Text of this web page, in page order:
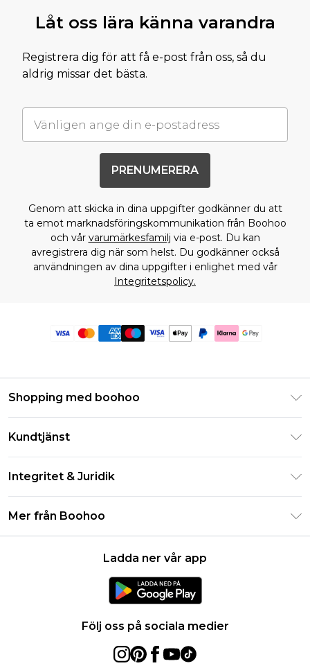
Låt oss lära känna varandra
Registrera dig för att få e-post från oss, så du
aldrig missar det bästa.
PRENUMERERA
Genom att skicka in dina uppgifter godkänner du att
ta emot marknadsföringskommunikation från Boohoo
och vår varumärkesfamilj via e-post. Du kan
avregistrera dig när som helst. Du godkänner också
användningen av dina uppgifter i enlighet med vår
Integritetspolicy.
Shopping med boohoo
Studentrabatt - UNiDAYS
Boohoo-appen
Storleksguide
Kundtjänst
Leveransinformation
Returnerar information
Integritet & Juridik
Integritetspolicy
Mer från Boohoo
Ladda ner vår app
Följ oss på sociala medier